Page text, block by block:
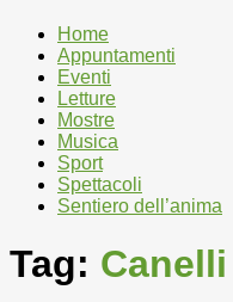
Skip
content
Home
Appuntamenti
Eventi
Letture
Mostre
Musica
Sport
Spettacoli
Sentiero dell’anima
Tag: